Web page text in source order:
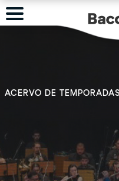
ACERVO DE TEMPORADAS